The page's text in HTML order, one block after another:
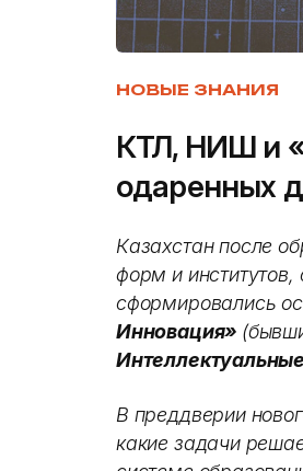
НОВЫЕ ЗНАНИЯ
КТЛ, НИШ и
одаренных
Казахстан после
форм и институтов,
сформировались
Инновация»
В преддверии
какие задачи